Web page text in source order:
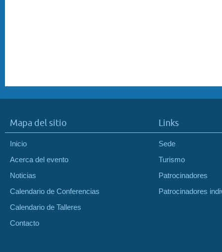
Mapa del sitio
Inicio
Acerca del evento
Noticias
Calendario de Conferencias
Calendario de Talleres
Contacto
Links
Sede
Turismo
Patrocinadores
Patrocinadores